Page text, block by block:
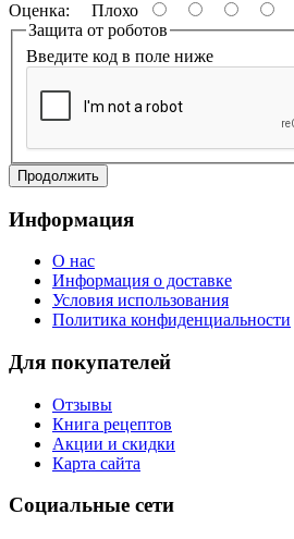
Оценка: Плохо
Защита от роботов
Введите код в поле ниже
Продолжить
Информация
O нас
Информация о доставке
Условия использования
Политика конфиденциальности
Для покупателей
Отзывы
Книга рецептов
Акции и скидки
Карта сайта
Социальные сети